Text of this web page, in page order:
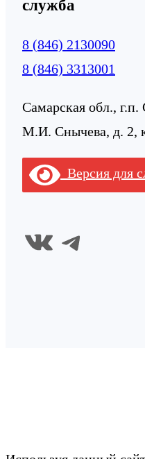
служба
8 (846) 2130090
8 (846) 3313001
Самарская обл.,
М.И. Снычева, д. 2,
Версия для
ВКонтакте Telegram